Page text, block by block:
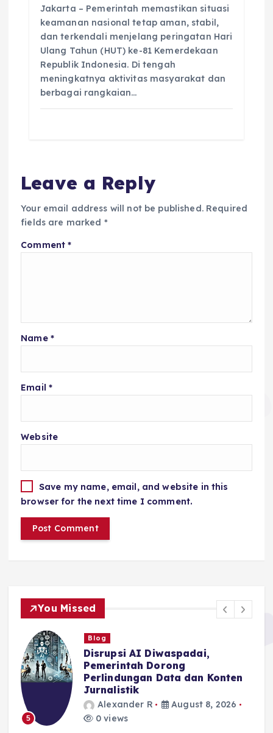
Jakarta – Pemerintah memastikan situasi
keamanan nasional tetap aman, stabil,
dan terkendali menjelang peringatan Hari
Ulang Tahun (HUT) ke-81 Kemerdekaan
Republik Indonesia. Di tengah
meningkatnya aktivitas masyarakat dan
berbagai rangkaian…
Leave a Reply
Your email address will not be published. Required
fields are marked *
Comment*
Name *
Email *
Website
Save my name, email, and website in this
browser for the next time I comment.
You Missed
5
Blog
Disrupsi AI Diwaspadai,
Pemerintah Dorong
Perlindungan Data dan Konten
Jurnalistik
Alexander R
August 8, 2026
0 views